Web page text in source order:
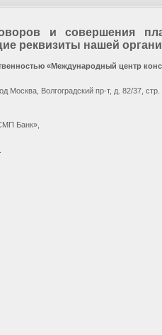
и совершения
реквизиты нашей
«Международный центр
Москва, Волгоградский пр-т, д. 82/37, стр.
Банк»,